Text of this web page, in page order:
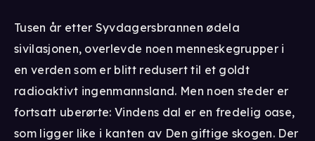
Tusen år etter Syvdagersbrannen ødela
sivilasjonen, overlevde noen menneskegrupper i
en verden som er blitt redusert til et goldt
radioaktivt ingenmannsland. Men noen steder er
fortsatt uberørte: Vindens dal er en fredelig oase,
som ligger like i kanten av Den giftige skogen. Der